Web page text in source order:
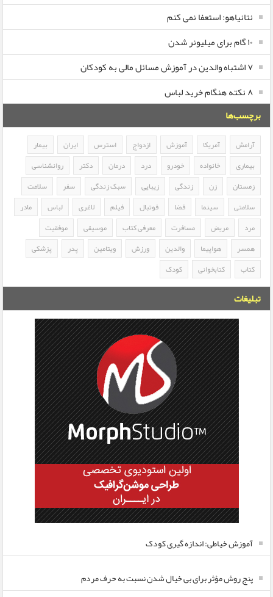
نتانیاهو: استعفا نمی کنم
۱۰ گام برای میلیونر شدن
۷ اشتباه والدین در آموزش مسائل مالی به کودکان
۸ نکته هنگام خرید لباس
برچسب‌ها
آرامش آمریکا آموزش ازدواج استرس ایران
بیمار
بیماری
خانواده خودرو درد درمان دکتر
روانشناسی
زمستان
زن زندگی زیبایی سبک زندگی سفر
سلامت
سلامتی
سینما فضا فوتبال فیلم لاغری لباس
مادر
مرد
مریض مسافرت معرفی کتاب موسیقی
موفقیت
همسر
هواپیما والدین ورزش ویتامین پدر
پزشکی
کتاب
کتابخوانی کودک
تبلیغات
آموزش خیاطی: اندازه گیری کودک
پنج روش مؤثر برای بی خیال شدن نسبت به حرف مردم